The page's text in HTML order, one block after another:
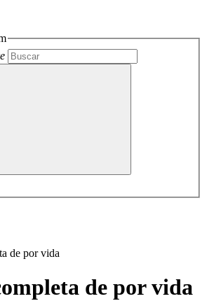
de por vida
de por vida